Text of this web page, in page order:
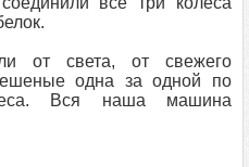
от света, от свежего
одна за одной по
Вся наша машина